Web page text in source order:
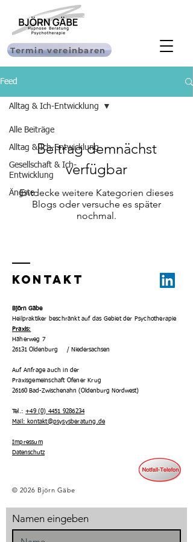
Termin vereinbaren
Feed
Alle Beiträge
Alltag & Ich-Entwicklung
Gesellschaft & Ich-
Entwicklung
Ängste
Alltag & Ich-Entwicklung
Beitrag demnächst
verfügbar
Entdecke weitere Kategorien dieses
Blogs oder versuche es später
nochmal.
KONTAKT
Björn Gäbe
Heilpraktiker beschränkt auf das Gebiet der Psychotherapie
Praxis:
Häherweg 7
26131 Oldenburg / Niedersachsen
Auf Anfrage auch in der
Praxisgemeinschaft Ofener Krug
26160 Bad-Zwischenahn (Oldenburg Nordwest)
Tel.:+49 (0) 4451 9286234
Mail: kontakt@psysysberatung.de
Impressum
Datenschutz
© 2026 Björn Gäbe
Namen eingeben